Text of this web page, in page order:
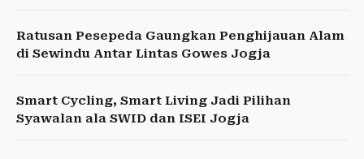
Ratusan Pesepeda Gaungkan Penghijauan Alam
di Sewindu Antar Lintas Gowes Jogja
Smart Cycling, Smart Living Jadi Pilihan
Syawalan ala SWID dan ISEI Jogja